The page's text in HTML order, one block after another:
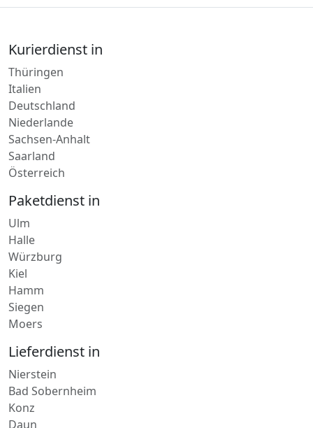
Thüringen
Italien
Deutschland
Niederlande
Sachsen-Anhalt
Saarland
Österreich
Paketdienst in
Ulm
Halle
Würzburg
Kiel
Hamm
Siegen
Moers
Lieferdienst in
Nierstein
Bad Sobernheim
Konz
Daun
Diez